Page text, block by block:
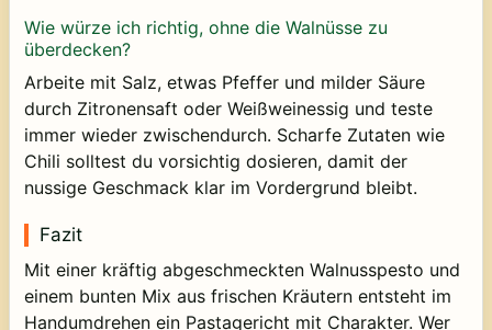
Wie würze ich richtig, ohne die Walnüsse zu
überdecken?
Arbeite mit Salz, etwas Pfeffer und milder Säure
durch Zitronensaft oder Weißweinessig und teste
immer wieder zwischendurch. Scharfe Zutaten wie
Chili solltest du vorsichtig dosieren, damit der
nussige Geschmack klar im Vordergrund bleibt.
Fazit
Mit einer kräftig abgeschmeckten Walnusspesto und
einem bunten Mix aus frischen Kräutern entsteht im
Handumdrehen ein Pastagericht mit Charakter. Wer